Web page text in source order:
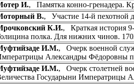
И., Памятка конно-гренадера.
В., Участие 14-й пехотной
К.И., Краткая история
полка. Для нижних чинов.
И.М., Очерк военной
Александры Фёдоровны
И.М., Очерк столетней
Государыни Императрицы